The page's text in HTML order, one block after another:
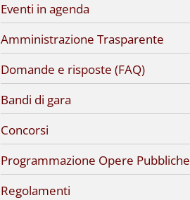
Eventi in agenda
Amministrazione Trasparente
Domande e risposte (FAQ)
Bandi di gara
Concorsi
Programmazione Opere Pubbliche
Regolamenti